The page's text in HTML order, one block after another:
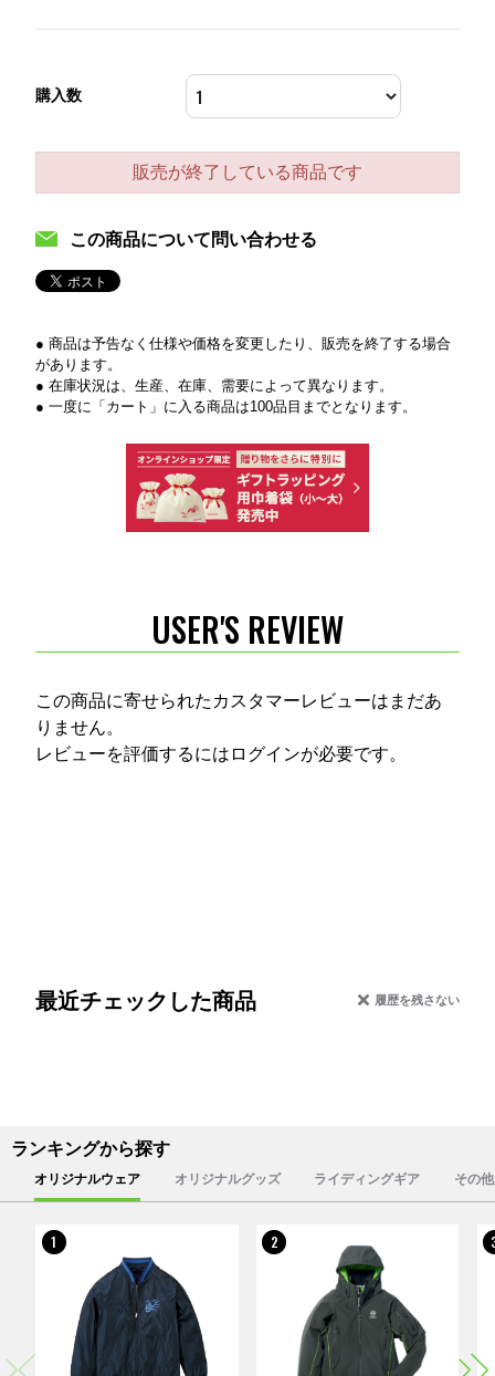
購入数
販売が終了している商品です
この商品について問い合わせる
● 商品は予告なく仕様や価格を変更したり、販売を終了する場合
があります。
● 在庫状況は、生産、在庫、需要によって異なります。
● 一度に「カート」に入る商品は100品目までとなります。
USER'S REVIEW
この商品に寄せられたカスタマーレビューはまだあ
りません。
レビューを評価するには ログインが必要です。
最近チェックした商品 履歴を残さない
ランキングから探す
オリジナルウェア オリジナルグッズ ライディングギア その
1 2